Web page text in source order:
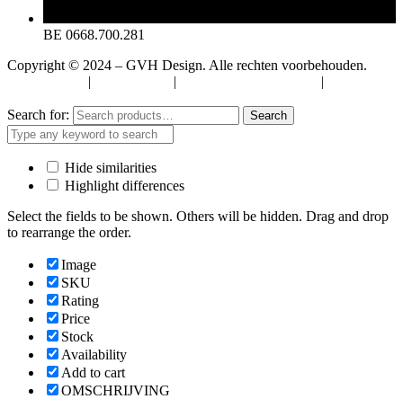
BE 0668.700.281
Copyright © 2024 – GVH Design. Alle rechten voorbehouden.
| | |
Search for:
Search
Hide similarities
Highlight differences
Select the fields to be shown. Others will be hidden. Drag and drop
to rearrange the order.
Image
SKU
Rating
Price
Stock
Availability
Add to cart
OMSCHRIJVING